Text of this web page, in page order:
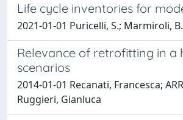
Life cycle inventories for
2021-01-01 Puricelli, S.; Marmiroli,
Relevance of retrofitting in a
scenarios
2014-01-01 Recanati, Francesca;
Ruggieri, Gianluca